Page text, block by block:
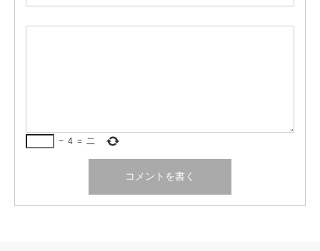
− 4 = 二